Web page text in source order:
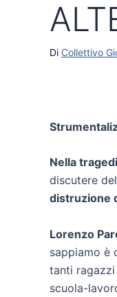
Di Collettivo
Nella
discutere
distruzione
Lorenzo
sappiamo è
tanti
scuola-